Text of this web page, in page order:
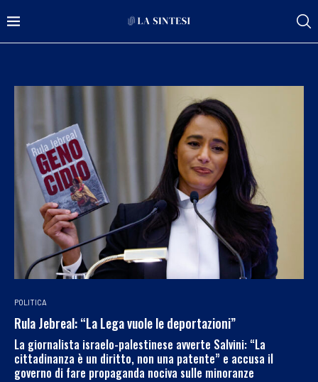
POLITICA
Rula Jebreal: “La Lega vuole le deportazioni”
La giornalista israelo-palestinese avverte Salvini: “La
cittadinanza è un diritto, non una patente” e accusa il
governo di fare propaganda nociva sulle minoranze